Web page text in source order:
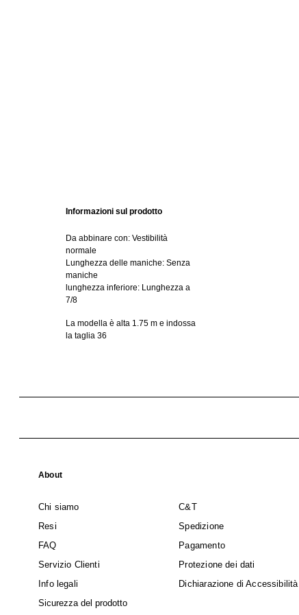
Informazioni sul prodotto
Da abbinare con: Vestibilità
normale
Lunghezza delle maniche: Senza
maniche
lunghezza inferiore: Lunghezza a
7/8
La modella è alta 1.75 m e indossa
la taglia 36
About
Chi siamo
C&T
Resi
Spedizione
FAQ
Pagamento
Servizio Clienti
Protezione dei dati
Info legali
Dichiarazione di Accessibilità
Sicurezza del prodotto